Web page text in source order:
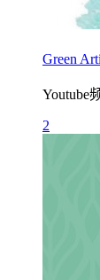
Green
Youtube
2